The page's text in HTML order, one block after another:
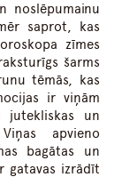
noslēpumainu
saprot, kas
zīmes
šarms
tēmās, kas
ir viņām
jutekliskas un
apvieno
bagātas un
gatavas izrādīt